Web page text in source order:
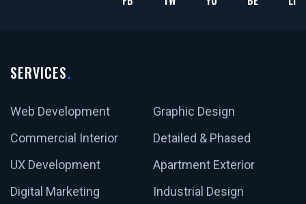
SERVICES
Web Development
Graphic Design
Commercial Interior
Detailed & Phased
UX Development
Apartment Exterior
Digital Marketing
Industrial Design